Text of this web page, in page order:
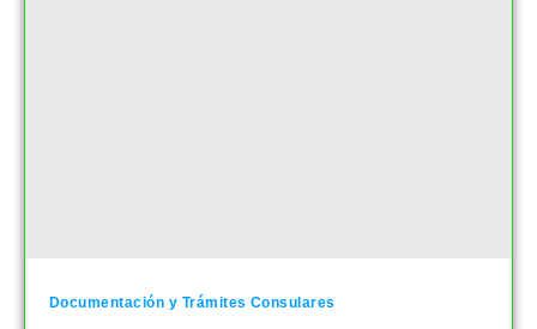
Documentación y Trámites Consulares